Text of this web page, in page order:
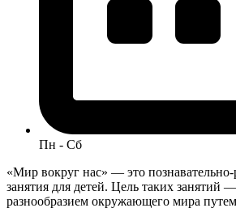
Пн - Сб
«Мир вокруг нас» — это познавательно-
занятия для детей. Цель таких занятий
разнообразием окружающего мира